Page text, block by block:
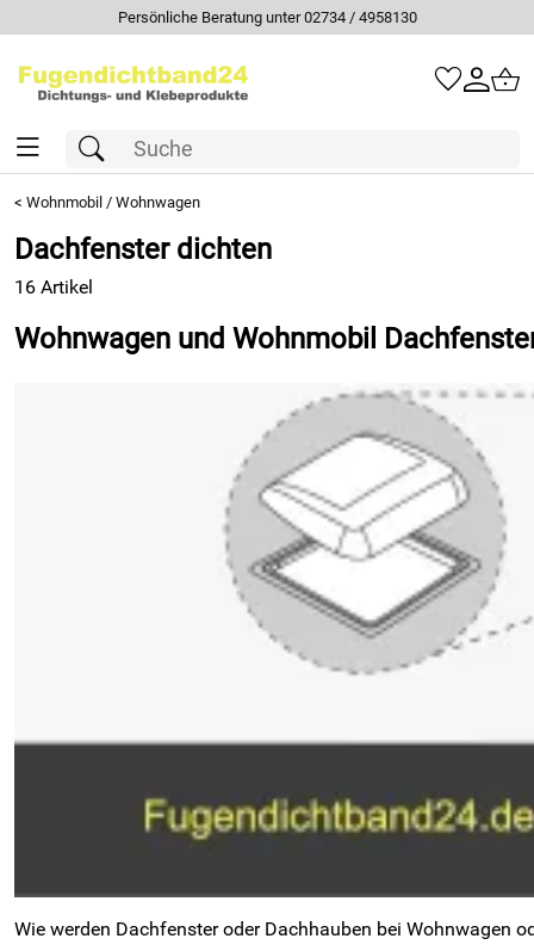
Persönliche Beratung unter 02734 / 4958130
< Wohnmobil / Wohnwagen
Dachfenster dichten
16 Artikel
Wohnwagen und Wohnmobil
Wie werden Dachfenster oder Dachhauben bei Wohnwagen